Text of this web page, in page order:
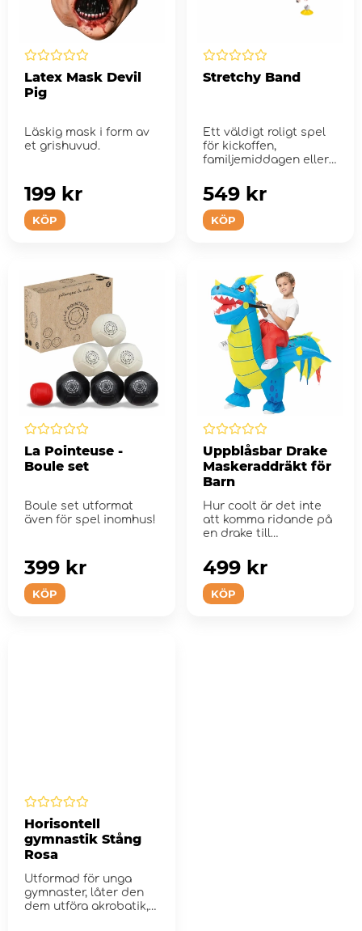
Latex Mask Devil
Pig
Läskig mask i form av
et grishuvud.
KÖP
199 kr
Stretchy Band
Ett väldigt roligt spel
för kickoffen,
familjemiddagen eller
KÖP
549 kr
La Pointeuse -
Boule set
Boule set utformat
även för spel inomhus!
KÖP
399 kr
Uppblåsbar Drake
Maskeraddräkt för
Barn
Hur coolt är det inte
att komma ridande på
en drake till
KÖP
499 kr
Horisontell
gymnastik Stång
Rosa
Utformad för unga
gymnaster, låter den
dem utföra akrobatik,